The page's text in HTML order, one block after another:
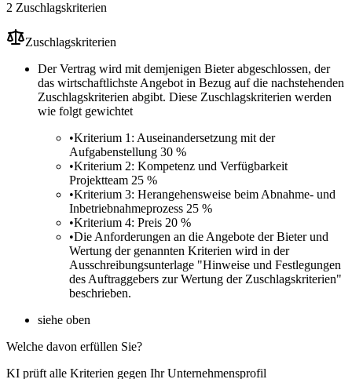
2 Zuschlagskriterien
Zuschlagskriterien
Der Vertrag wird mit demjenigen Bieter abgeschlossen, der
das wirtschaftlichste Angebot in Bezug auf die nachstehenden
Zuschlagskriterien abgibt. Diese Zuschlagskriterien werden
wie folgt gewichtet
•Kriterium 1: Auseinandersetzung mit der
Aufgabenstellung 30 %
•Kriterium 2: Kompetenz und Verfügbarkeit
Projektteam 25 %
•Kriterium 3: Herangehensweise beim Abnahme- und
Inbetriebnahmeprozess 25 %
•Kriterium 4: Preis 20 %
•Die Anforderungen an die Angebote der Bieter und
Wertung der genannten Kriterien wird in der
Ausschreibungsunterlage "Hinweise und Festlegungen
des Auftraggebers zur Wertung der Zuschlagskriterien"
beschrieben.
siehe oben
Welche davon erfüllen Sie?
KI prüft alle Kriterien gegen Ihr Unternehmensprofil